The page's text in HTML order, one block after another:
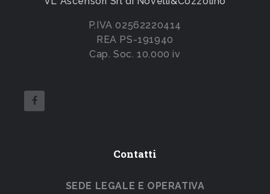
P.IVA 02562220414
REA PS-191940
Cap. Soc. 10.000 iv
Contatti
SEDE LEGALE E OPERATIVA